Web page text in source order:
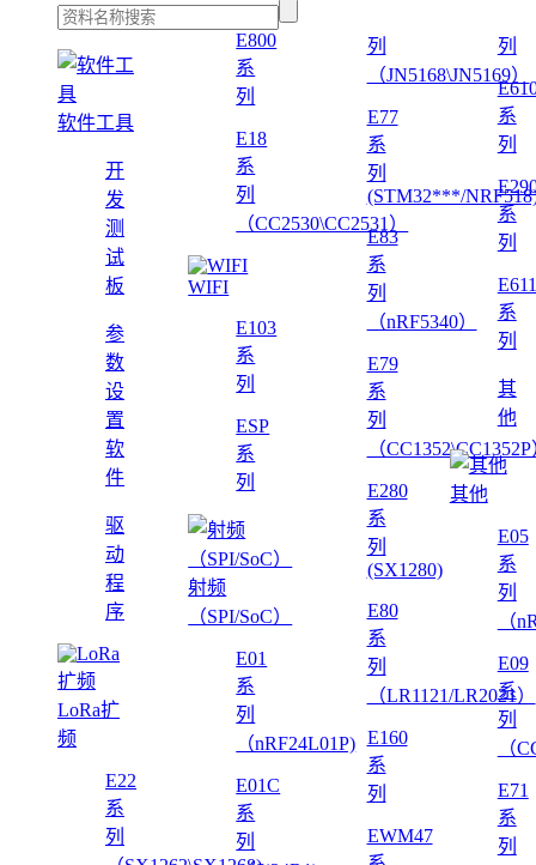
软件工具
开
发
测
试
板
参
数
设
置
软
件
驱
动
程
序
LoRa扩
频
E22
系
列
E800
系
列
E18
系
列
（CC2530\CC2531）
WIFI
E103
系
列
ESP
系
列
射频
（SPI/SoC）
E01
系
列
（nRF24L01P)
E01C
系
列
列
（JN5168\JN5169）
E77
系
列
(STM32***/
E83
系
列
（nRF5340）
E79
系
列
（
E280
系
列
(SX1280)
E80
系
列
（LR1121/LR2021）
E160
系
列
EWM47
列
系
列
系
列
E611
系
列
其
他
其他
E05
系
列
（
E09
系
列
（
E71
系
列